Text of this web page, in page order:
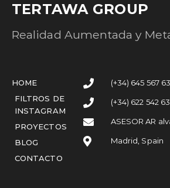
TERTAWA GROUP
Realidad Aumentada y
HOME
FILTROS DE
INSTAGRAM
PROYECTOS
BLOG
CONTACTO
(+34) 645 567
(+34) 622 542
ASESOR AR
Madrid, Spain